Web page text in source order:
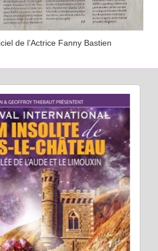
de l’Actrice Fanny Bastien